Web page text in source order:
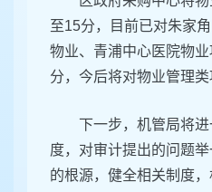
至15分，目前已对朱家
物业、青浦中心医院物
分，今后将对物业管理类
下一步，机管局将
度，对审计提出的问题
的根源，健全相关制度，